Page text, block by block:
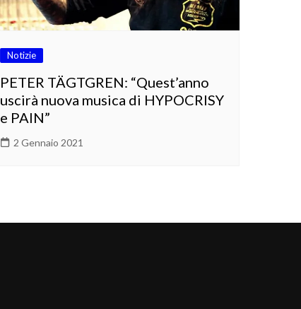
Notizie
PETER TÄGTGREN: “Quest’anno
uscirà nuova musica di HYPOCRISY
e PAIN”
2 Gennaio 2021